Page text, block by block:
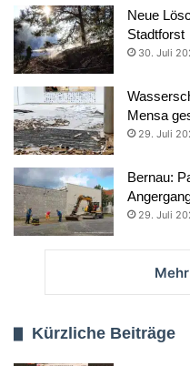
Neue
Stadtforst
30. Juli
Mensa
29. Juli
Bernau:
29. Juli
Kürzliche Beiträge